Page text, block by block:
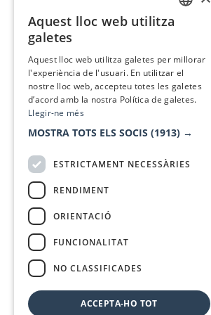
Aquest lloc web utilitza
galetes
Aquest lloc web utilitza galetes per millorar
l'experiència de l'usuari. En utilitzar el
nostre lloc web, accepteu totes les galetes
d’acord amb la nostra Política de galetes.
Llegir-ne més
MOSTRA TOTS ELS SOCIS (1913) →
ESTRICTAMENT NECESSÀRIES
RENDIMENT
ORIENTACIÓ
FUNCIONALITAT
NO CLASSIFICADES
ACCEPTA-HO TOT